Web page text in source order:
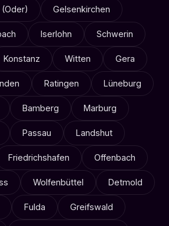
Gelsenkirchen
Iserlohn Schwerin
Konstanz Witten Gera
Ratingen Lüneburg
Bamberg Marburg
Passau Landshut
Friedrichshafen Offenbach
Wolfenbüttel Detmold
Fulda Greifswald